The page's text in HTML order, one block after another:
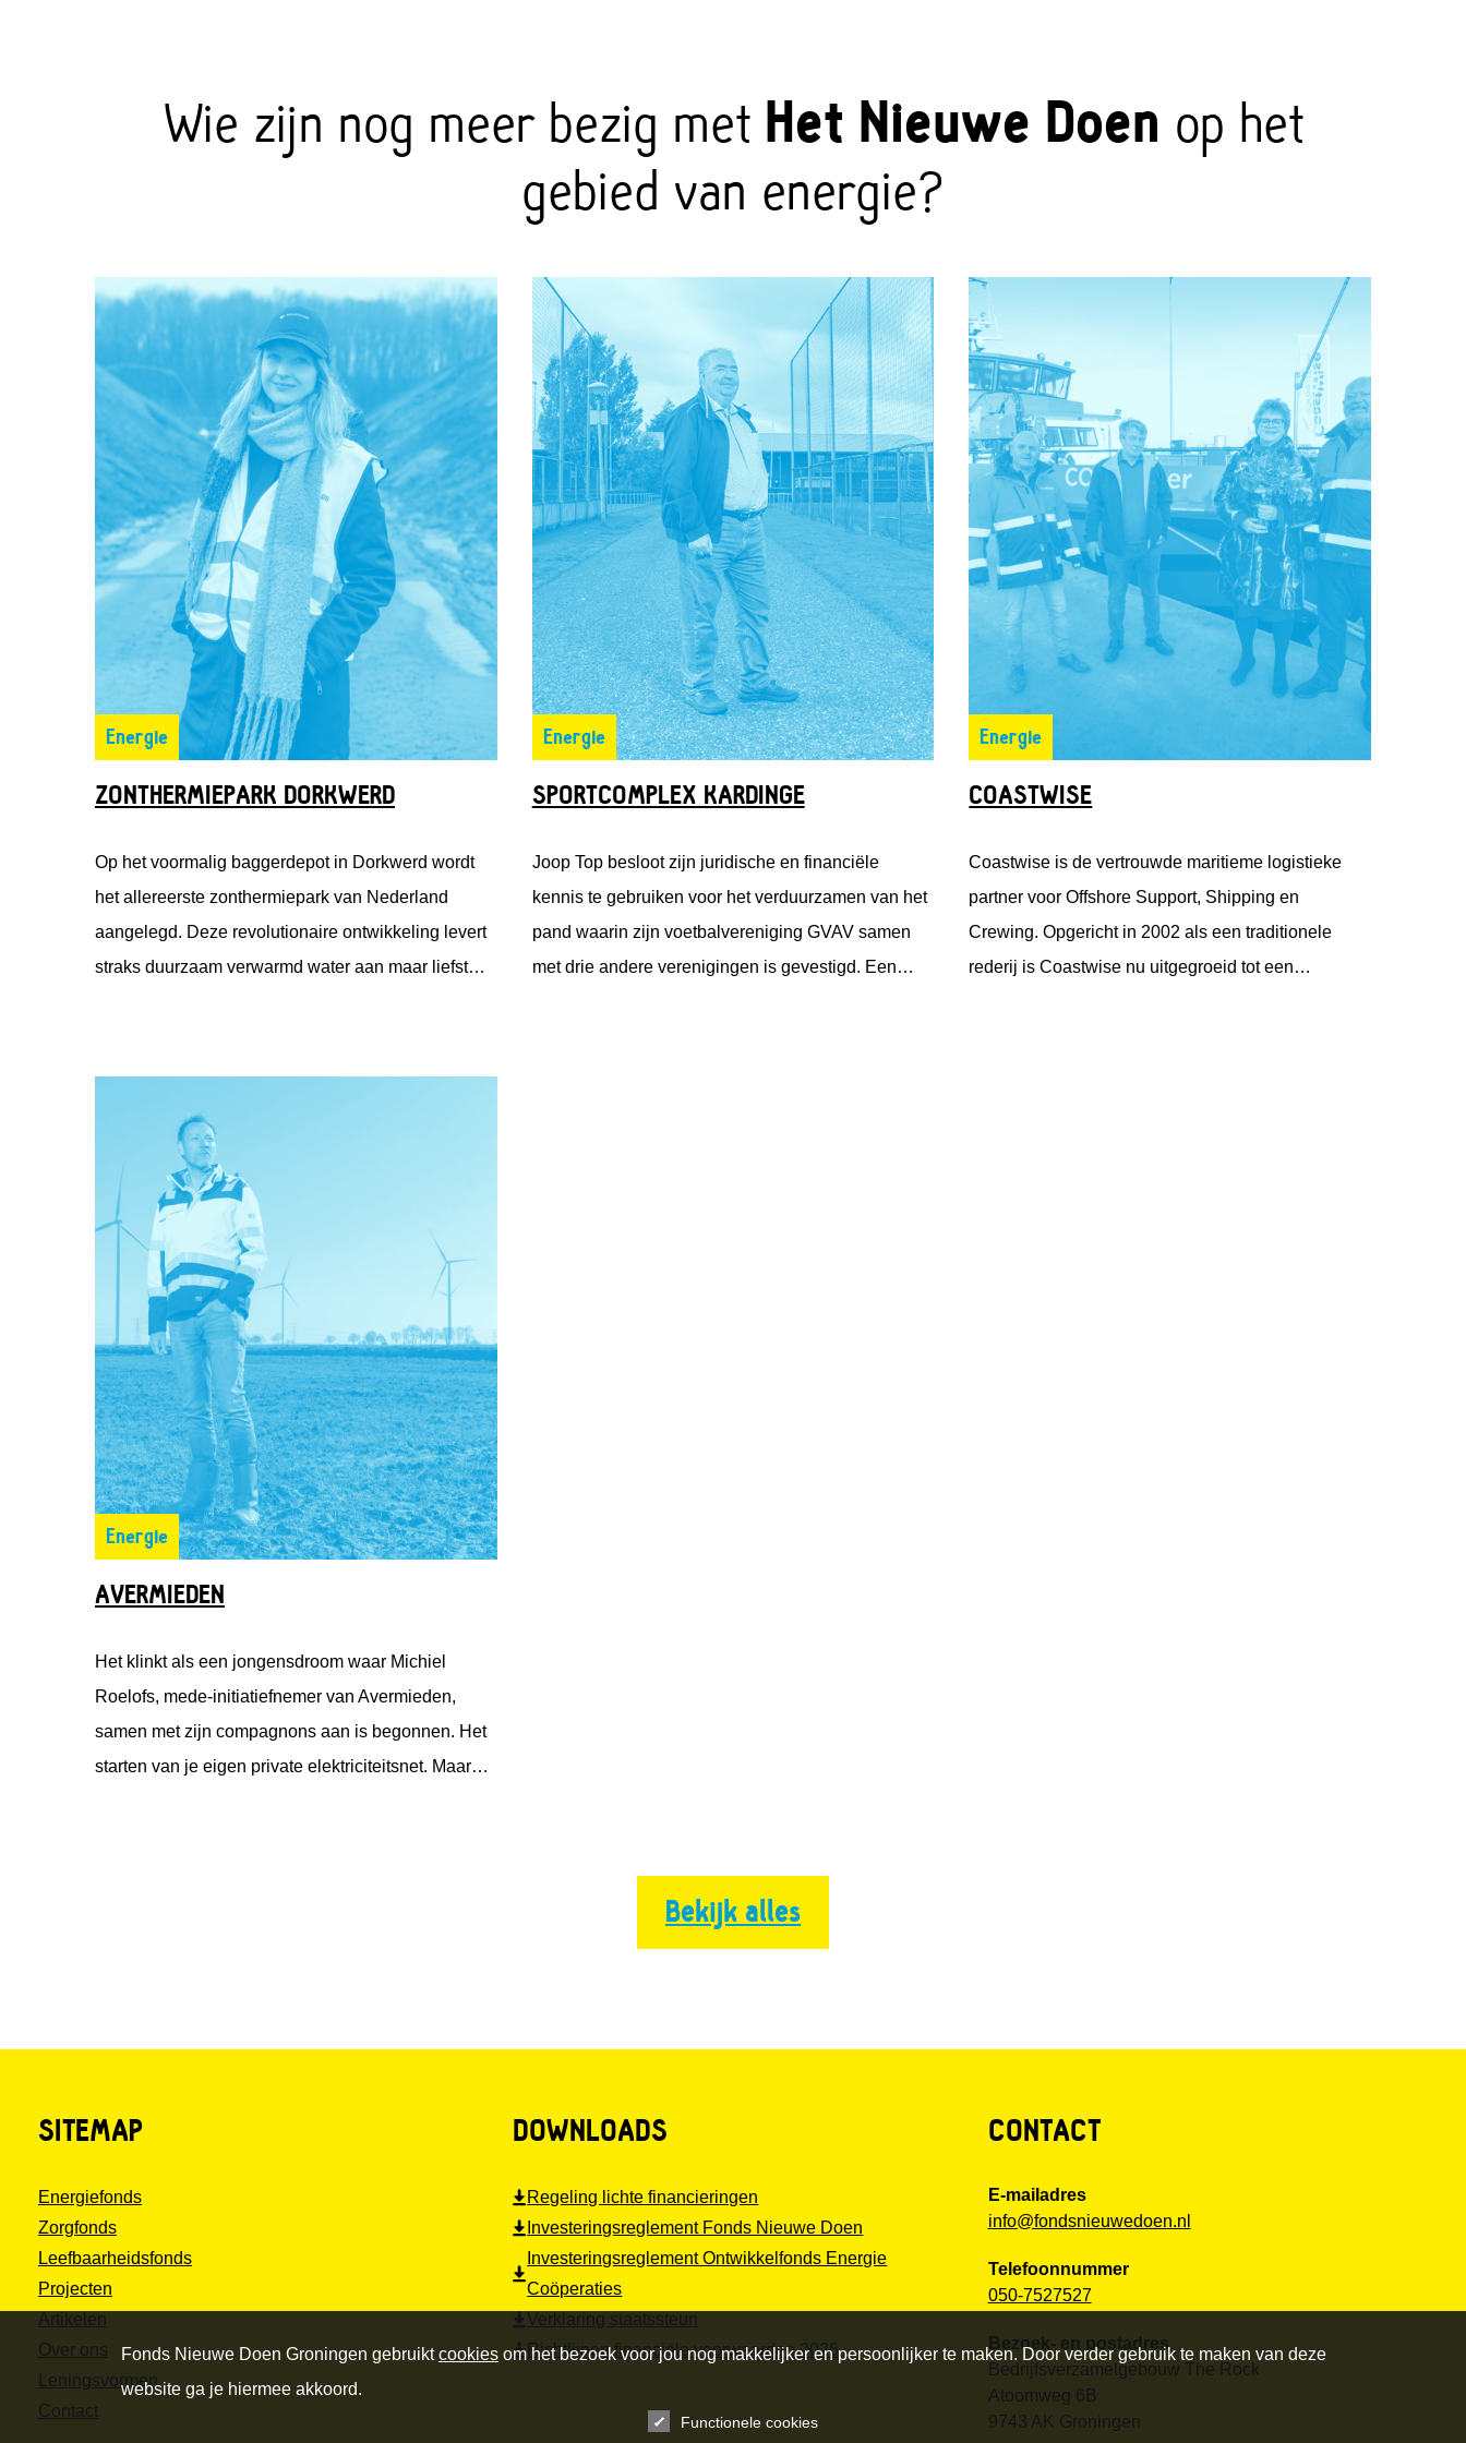
Wie zijn nog meer bezig met Het Nieuwe Doen op het
gebied van energie?
Energie
ZONTHERMIEPARK DORKWERD
Op het voormalig baggerdepot in Dorkwerd wordt
het allereerste zonthermiepark van Nederland
aangelegd. Deze revolutionaire ontwikkeling levert
straks duurzaam verwarmd water aan maar liefst
aan bij Fonds Nieuwe Doen.
Energie
SPORTCOMPLEX KARDINGE
Joop Top besloot zijn juridische en financiële
kennis te gebruiken voor het verduurzamen van het
pand waarin zijn voetbalvereniging GVAV samen
met drie andere verenigingen is gevestigd. Een
Energie
COASTWISE
Coastwise is de vertrouwde maritieme logistieke
partner voor Offshore Support, Shipping en
Crewing. Opgericht in 2002 als een traditionele
rederij is Coastwise nu uitgegroeid tot een
Energie
AVERMIEDEN
Het klinkt als een jongensdroom waar Michiel
Roelofs, mede-initiatiefnemer van Avermieden,
samen met zijn compagnons aan is begonnen. Het
starten van je eigen private elektriciteitsnet. Maar
Bekijk alles
SITEMAP
Energiefonds
Zorgfonds
Leefbaarheidsfonds
Projecten
Artikelen
Over ons
Leningsvormen
Contact
DOWNLOADS
Regeling lichte financieringen
Investeringsreglement Fonds Nieuwe Doen
Investeringsreglement Ontwikkelfonds Energie
Coöperaties
Verklaring staatssteun
Richtlijnen financiële voorwaarden 2026
CONTACT
E-mailadres
info@fondsnieuwedoen.nl
Telefoonnummer
050-7527527
Bezoek- en postadres
Bedrijfsverzamelgebouw The Rock
Atoomweg 6B
9743 AK Groningen
Fonds Nieuwe Doen Groningen gebruiktcookies om het bezoek voor jou nog makkelijker en persoonlijker te maken. Door verder gebruik te maken van deze
website ga je hiermee akkoord.
Functionele cookies